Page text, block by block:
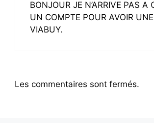
BONJOUR JE N’ARRIVE PAS A
UN COMPTE POUR AVOIR
VIABUY.
Les commentaires sont fermés.